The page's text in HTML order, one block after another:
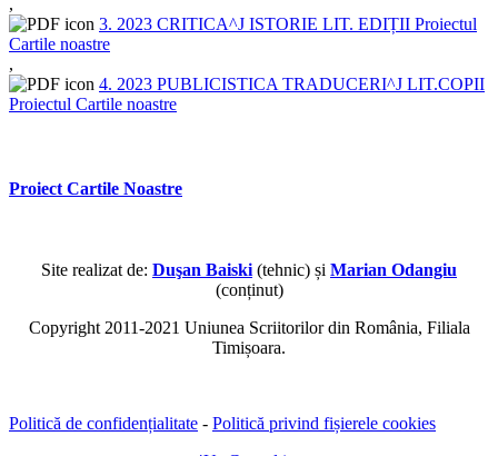
,
3. 2023 CRITICA^J ISTORIE LIT. EDIȚII Proiectul
Cartile noastre
,
4. 2023 PUBLICISTICA TRADUCERI^J LIT.COPII
Proiectul Cartile noastre
Proiect Cartile Noastre
Site realizat de: Duşan Baiski (tehnic) și Marian Odangiu
(conținut)
Copyright 2011-2021 Uniunea Scriitorilor din România, Filiala
Timișoara.
Politică de confidențialitate - Politică privind fișierele cookies